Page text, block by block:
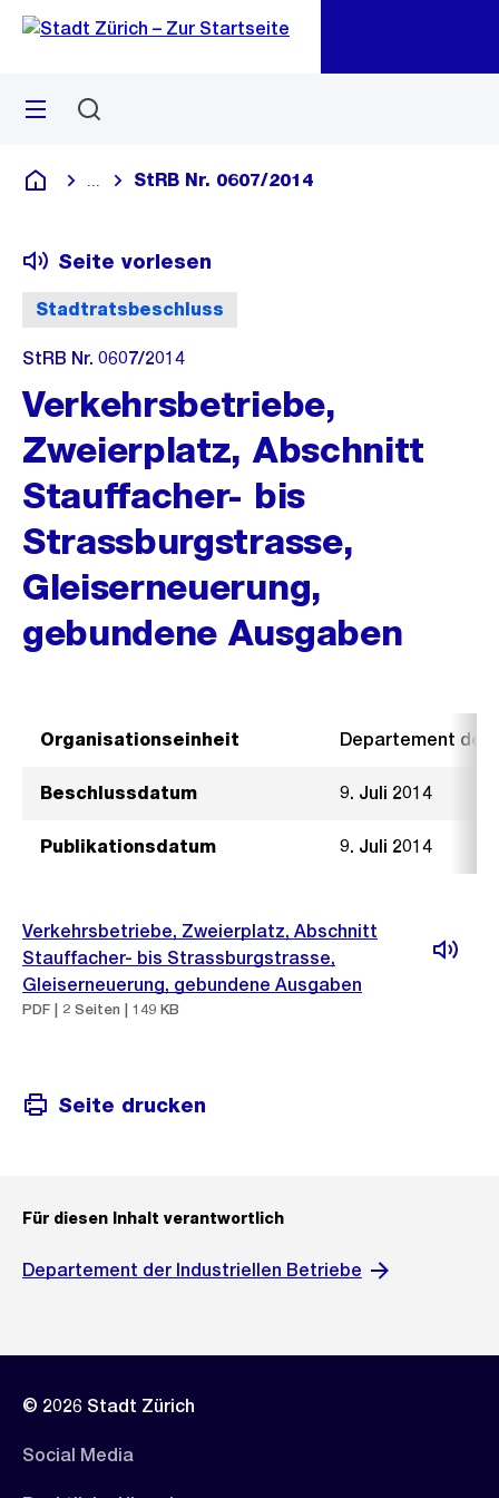
Navigation
Sprunglink
Menü
Deutsch
Blende alle Breadcrumbs ein
StRB Nr. 0607/2014
Stadtratsbeschluss
Seite vorlesen
StRB Nr. 0607/2014
Verkehrsbetriebe,
Zweierplatz, Abschnitt
Stauffacher- bis
Strassburgstrasse,
Gleiserneuerung,
gebundene Ausgaben
Organisationseinheit Departement der
Beschlussdatum 9. Juli 2014
Publikationsdatum 9. Juli 2014
Verkehrsbetriebe, Zweierplatz, Abschnitt
Stauffacher- bis Strassburgstrasse,
Gleiserneuerung, gebundene Ausgaben
PDF | 2 Seiten | 149 KB
Seite drucken
Für diesen Inhalt verantwortlich
Departement der Industriellen Betriebe
© 2026 Stadt Zürich
Social Media